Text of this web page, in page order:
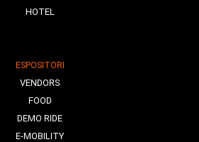
HOTEL
ESPOSITORI
VENDORS
FOOD
DEMO RIDE
E-MOBILITY